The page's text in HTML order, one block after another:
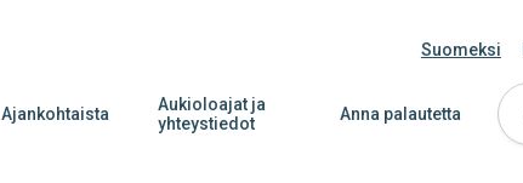
Suomeksi
Ajankohtaista
Aukioloajat ja
yhteystiedot
Anna palautetta